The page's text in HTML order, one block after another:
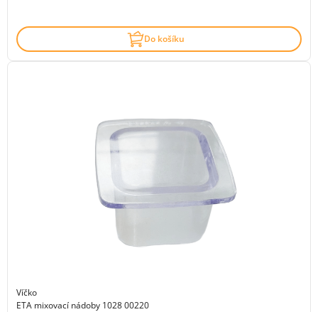
Do košíku
Víčko
ETA mixovací nádoby 1028 00220